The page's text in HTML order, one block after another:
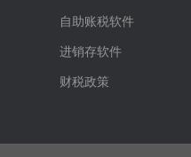
自助账税软件
进销存软件
财税政策